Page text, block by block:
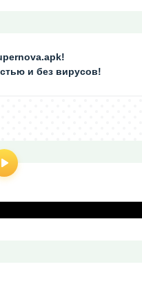
и без вирусов!